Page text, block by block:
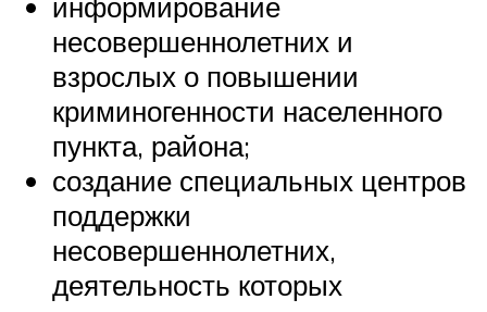
несовершеннолетних и
взрослых о повышении
криминогенности населенного
пункта, района;
создание специальных центров
поддержки
несовершеннолетних,
деятельность которых